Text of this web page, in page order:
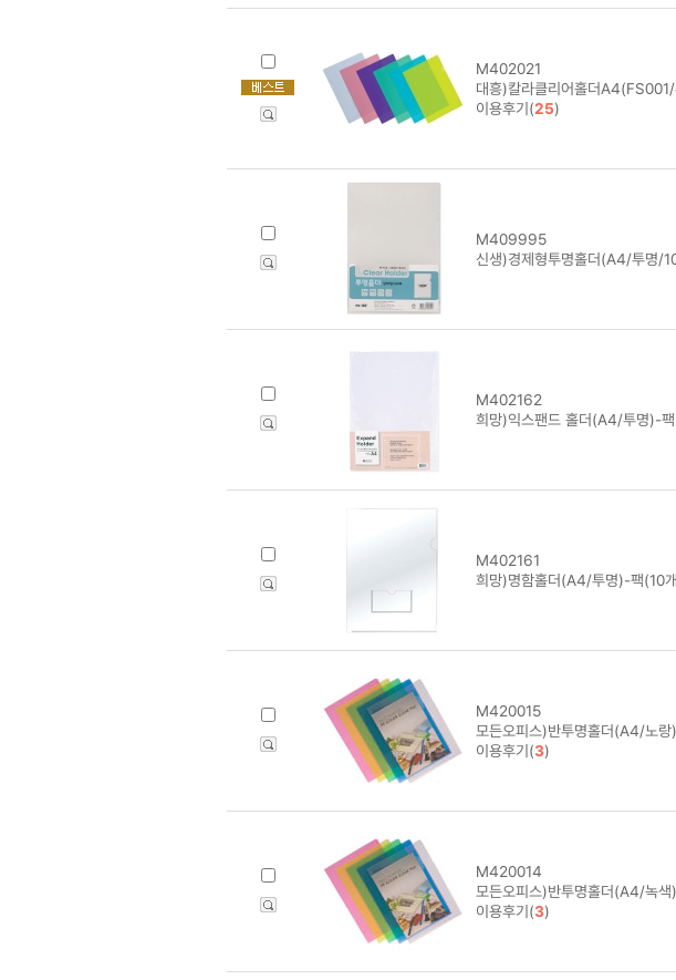
M402021
대흥)칼라클리어홀더
이용후기(25)
M409995
신생)경제형투명홀더(A4/투명/
M402162
희망)익스팬드 홀더(A4/투명)-
M402161
희망)명함홀더(A4/투명)-팩(10
M420015
모든오피스)반투명홀더(A4/노
이용후기(3)
M420014
모든오피스)반투명홀더(A4/녹
이용후기(3)